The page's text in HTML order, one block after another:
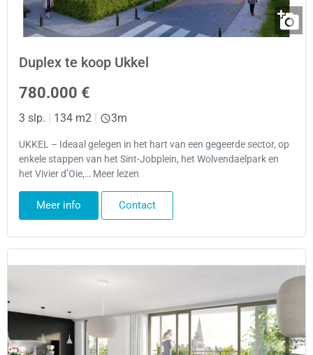
Duplex te koop Ukkel
780.000 €
3 slp. 134 m2 3m
UKKEL – Ideaal gelegen in het hart van een gegeerde sector, op
enkele stappen van het Sint-Jobplein, het Wolvendaelpark en
het Vivier d’Oie,… Meer lezen
Meer info Contact